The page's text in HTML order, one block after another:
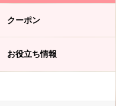
クーポン
お役立ち情報